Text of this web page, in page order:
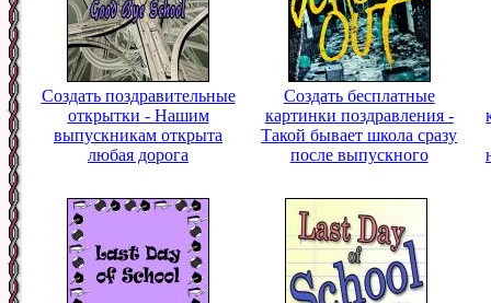
Создать поздравительные
открытки - Нашим
выпускникам открыта
любая дорога
Создать бесплатные
картинки поздравления -
Такой бывает школа сразу
после выпускного